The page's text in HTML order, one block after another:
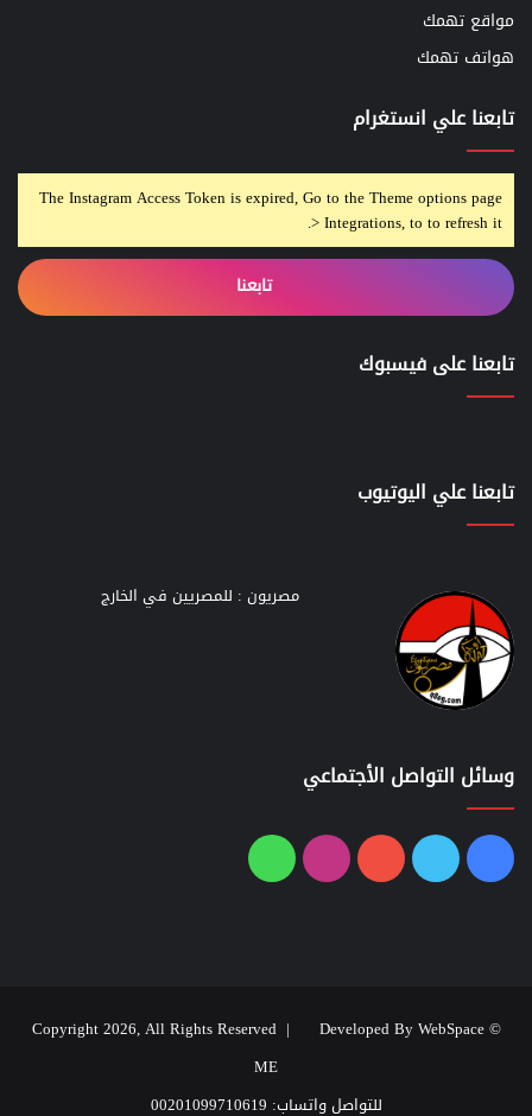
مواقع تهمك
هواتف تهمك
تابعنا علي انستغرام
The Instagram Access Token is expired, Go to the Theme options page
> Integrations, to to refresh it.
تابعنا
تابعنا على فيسبوك
تابعنا علي اليوتيوب
مصريون : للمصريين في الخارج
وسائل التواصل الأجتماعي
فيسبوك
تويتر يوتيوبانستقرامواتساب
© Copyright 2026, All Rights Reserved |
Developed By WebSpace
ME
للتواصل واتساب: 00201099710619